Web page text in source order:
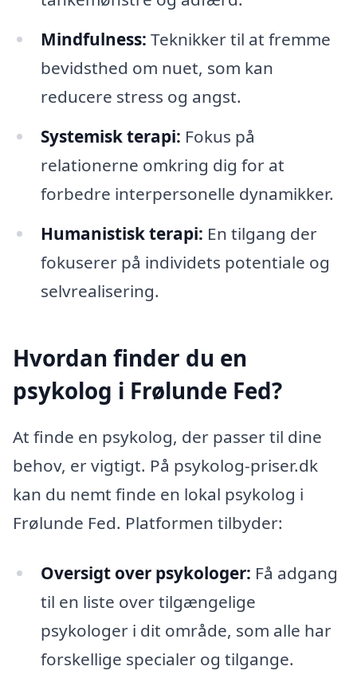
Mindfulness: Teknikker til at fremme
bevidsthed om nuet, som kan
reducere stress og angst.
Systemisk terapi: Fokus på
relationerne omkring dig for at
forbedre interpersonelle dynamikker.
Humanistisk terapi: En tilgang der
fokuserer på individets potentiale og
selvrealisering.
Hvordan finder du en
psykolog i Frølunde Fed?
At finde en psykolog, der passer til dine
behov, er vigtigt. På psykolog-priser.dk
kan du nemt finde en lokal psykolog i
Frølunde Fed. Platformen tilbyder:
Oversigt over psykologer: Få adgang
til en liste over tilgængelige
psykologer i dit område, som alle har
forskellige specialer og tilgange.